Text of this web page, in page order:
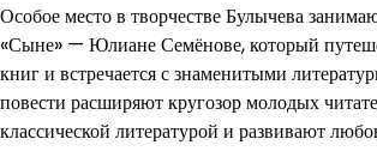
Особое место в творчестве Булычева
«Сыне» — Юлиане Семёнове, который
книг и встречается с знаменитыми
повести расширяют кругозор молодых
классической литературой и развивают